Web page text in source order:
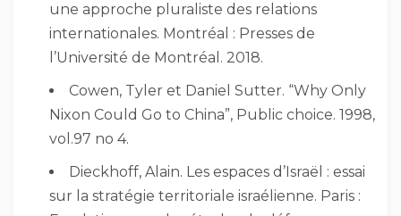
une approche pluraliste des relations
internationales. Montréal : Presses de
l’Université de Montréal. 2018.
Cowen, Tyler et Daniel Sutter. “Why Only
Nixon Could Go to China”, Public choice. 1998,
vol.97 no 4.
Dieckhoff, Alain. Les espaces d’Israël : essai
sur la stratégie territoriale israélienne. Paris :